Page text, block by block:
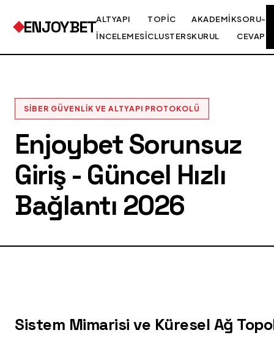
ENJOYBETALTYAPI
İNCELEMESI
TOPIC
CLUSTERS
AKADEMIK
KURUL
SORU-
CEVAP
SIBER GÜVENLIK VE ALTYAPI PROTOKOLÜ
Enjoybet Sorunsuz
Giriş - Güncel Hızlı
Bağlantı 2026
Sistem Mimarisi ve Küresel Ağ